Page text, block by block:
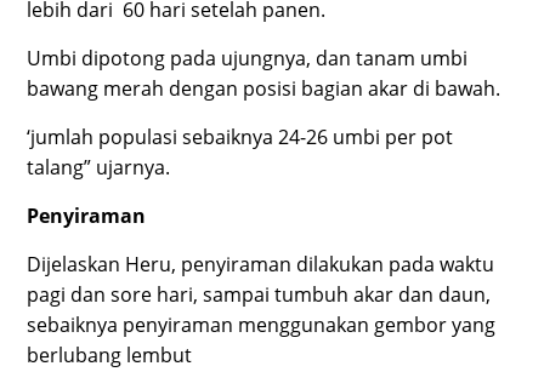
lebih dari 60 hari setelah panen.
Umbi dipotong pada ujungnya, dan tanam umbi
bawang merah dengan posisi bagian akar di bawah.
‘jumlah populasi sebaiknya 24-26 umbi per pot
talang” ujarnya.
Penyiraman
Dijelaskan Heru, penyiraman dilakukan pada waktu
pagi dan sore hari, sampai tumbuh akar dan daun,
sebaiknya penyiraman menggunakan gembor yang
berlubang lembut